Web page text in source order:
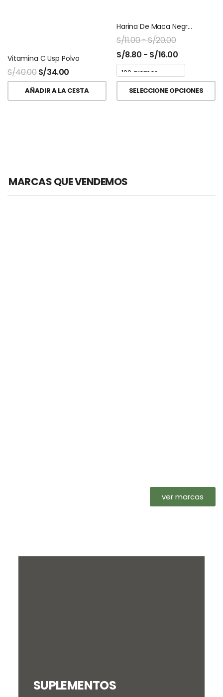
Vitamina C Usp Polvo
S/40.00 S/34.00
AÑADIR A LA CESTA
Harina De Maca Negra Ziplock Naturalmaxx
S/11.00-S/20.00
S/8.80 - S/16.00
SELECCIONE OPCIONES
MARCAS QUE VENDEMOS
ver marcas
SUPLEMENTOS